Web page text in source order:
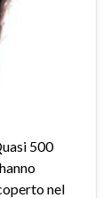
500
nel